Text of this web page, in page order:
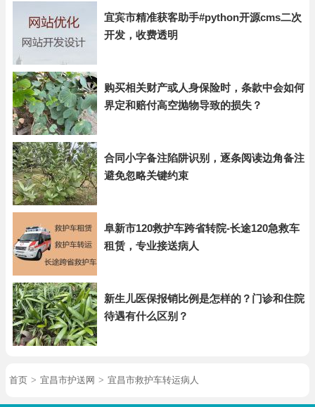
宜宾市精准获客助手#python开源cms二次
开发，收费透明
购买相关财产或人身保险时，条款中会如何
界定和赔付高空抛物导致的损失？
合同小字备注陷阱识别，逐条阅读边角备注
避免忽略关键约束
阜新市120救护车跨省转院-长途120急救车
租赁，专业接送病人
新生儿医保报销比例是怎样的？门诊和住院
待遇有什么区别？
首页 > 宜昌市护送网 > 宜昌市救护车转运病人